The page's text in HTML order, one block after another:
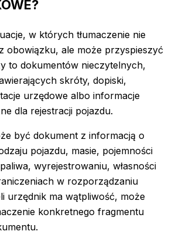
w których tłumaczenie nie
obowiązku, ale może przyspieszyć
to dokumentów nieczytelnych,
skróty, dopiski,
urzędowe albo informacje
dla rejestracji pojazdu.
być dokument z informacją o
pojazdu, masie, pojemności
wyrejestrowaniu, własności
w rozporządzaniu
urzędnik ma wątpliwość, może
konkretnego fragmentu